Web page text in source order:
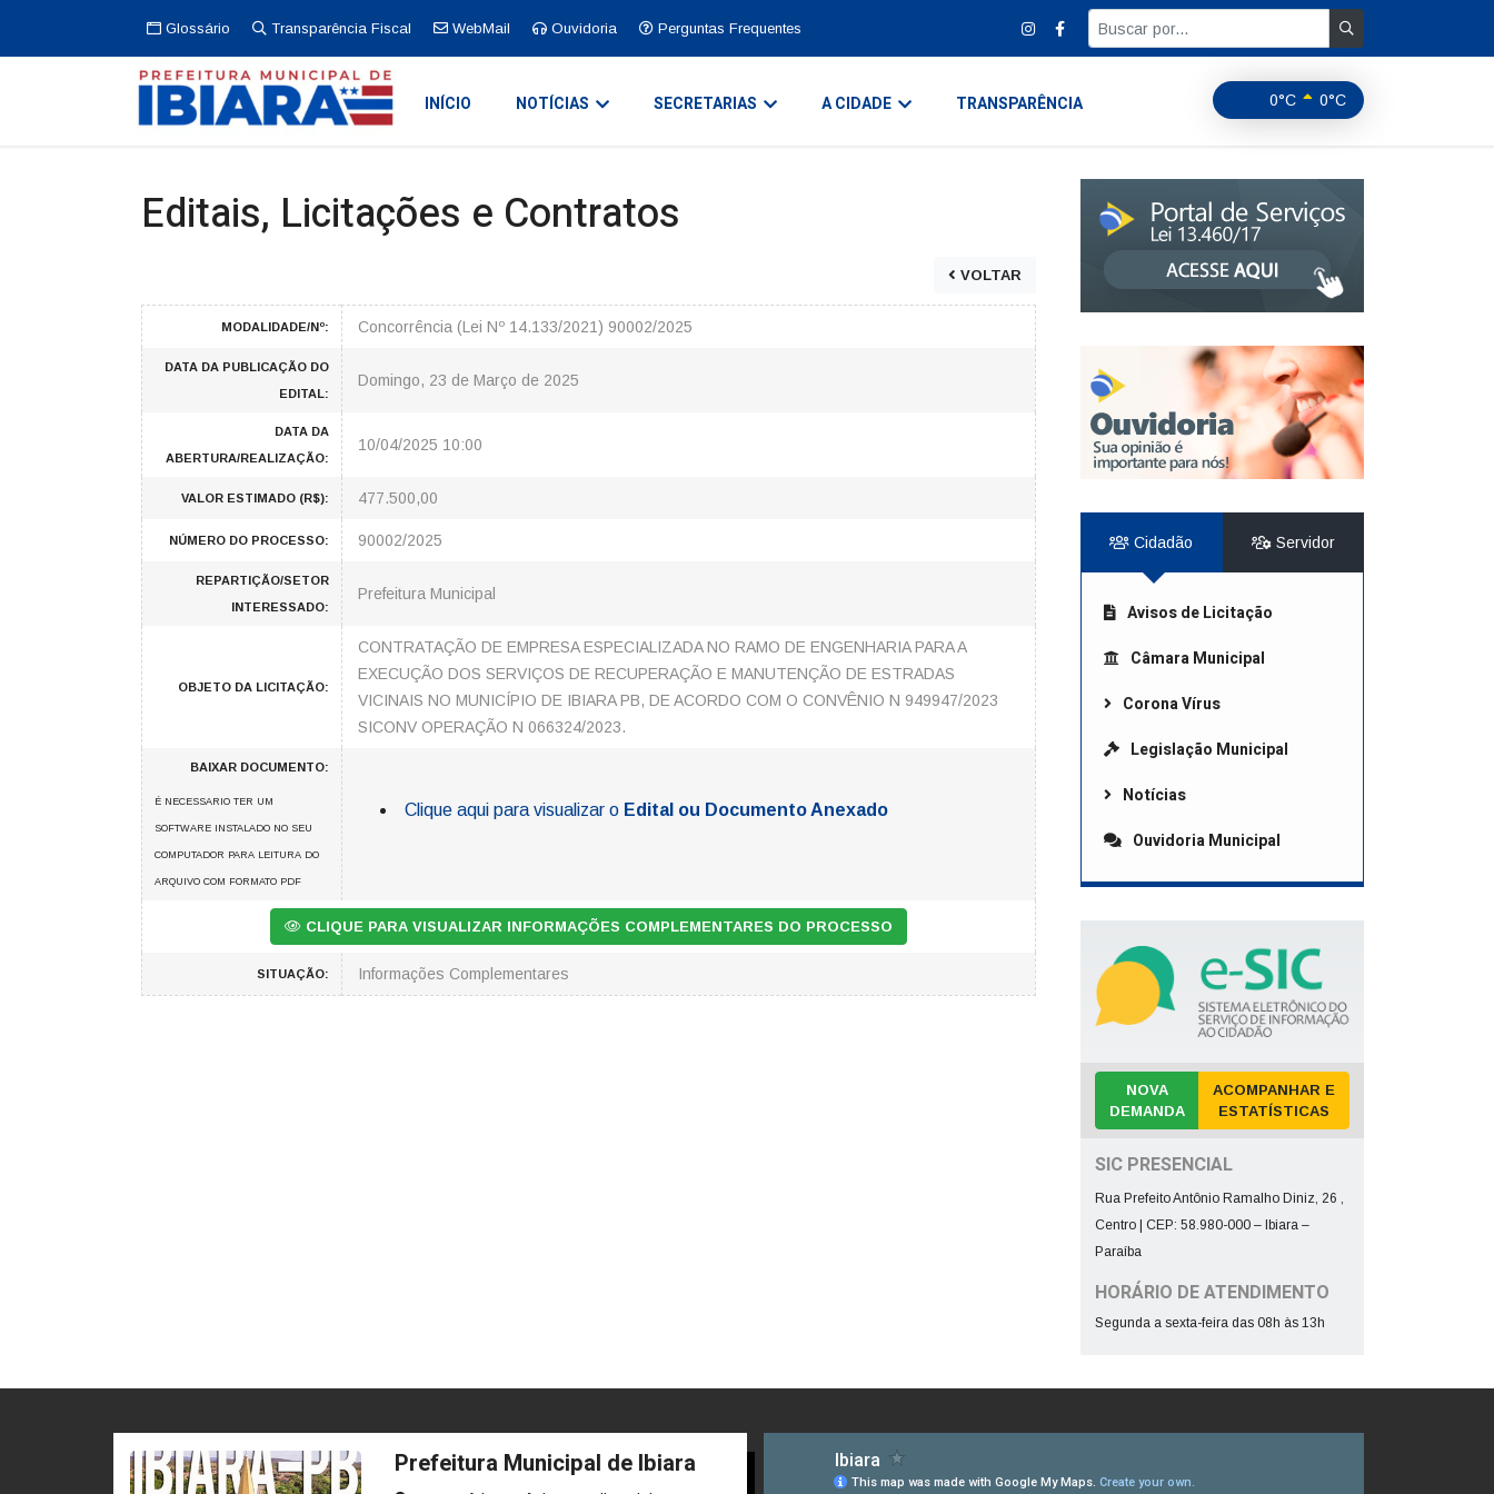
Glossário Transparência Fiscal WebMail Ouvidoria Perguntas Frequentes
0°C 0°C
INÍCIO NOTÍCIAS SECRETARIAS A CIDADE TRANSPARÊNCIA
Editais, Licitações e Contratos
VOLTAR
MODALIDADE/Nº: Concorrência (Lei Nº 14.133/2021) 90002/2025
DATA DA PUBLICAÇÃO DO
EDITAL:
Domingo, 23 de Março de 2025
DATA DA
ABERTURA/REALIZAÇÃO:
10/04/2025 10:00
VALOR ESTIMADO (R$): 477.500,00
NÚMERO DO PROCESSO: 90002/2025
REPARTIÇÃO/SETOR
INTERESSADO:
Prefeitura Municipal
OBJETO DA LICITAÇÃO:
CONTRATAÇÃO DE EMPRESA ESPECIALIZADA NO RAMO DE ENGENHARIA PARA A
EXECUÇÃO DOS SERVIÇOS DE RECUPERAÇÃO E MANUTENÇÃO DE ESTRADAS
VICINAIS NO MUNICÍPIO DE IBIARA PB, DE ACORDO COM O CONVÊNIO N 949947/2023
SICONV OPERAÇÃO N 066324/2023.
BAIXAR DOCUMENTO:
É NECESSARIO TER UM
SOFTWARE INSTALADO NO SEU
COMPUTADOR PARA LEITURA DO
ARQUIVO COM FORMATO PDF
Clique aqui para visualizar o Edital ou Documento Anexado
CLIQUE PARA VISUALIZAR INFORMAÇÕES COMPLEMENTARES DO PROCESSO
SITUAÇÃO: Informações Complementares
Cidadão Servidor
Avisos de Licitação
Câmara Municipal
Corona Vírus
Legislação Municipal
Notícias
Ouvidoria Municipal
NOVA
DEMANDA
ACOMPANHAR E
ESTATÍSTICAS
SIC PRESENCIAL
Rua Prefeito Antônio Ramalho Diniz, 26 ,
Centro | CEP: 58.980-000 – Ibiara –
Paraíba
HORÁRIO DE ATENDIMENTO
Segunda a sexta-feira das 08h às 13h
Prefeitura Municipal de Ibiara